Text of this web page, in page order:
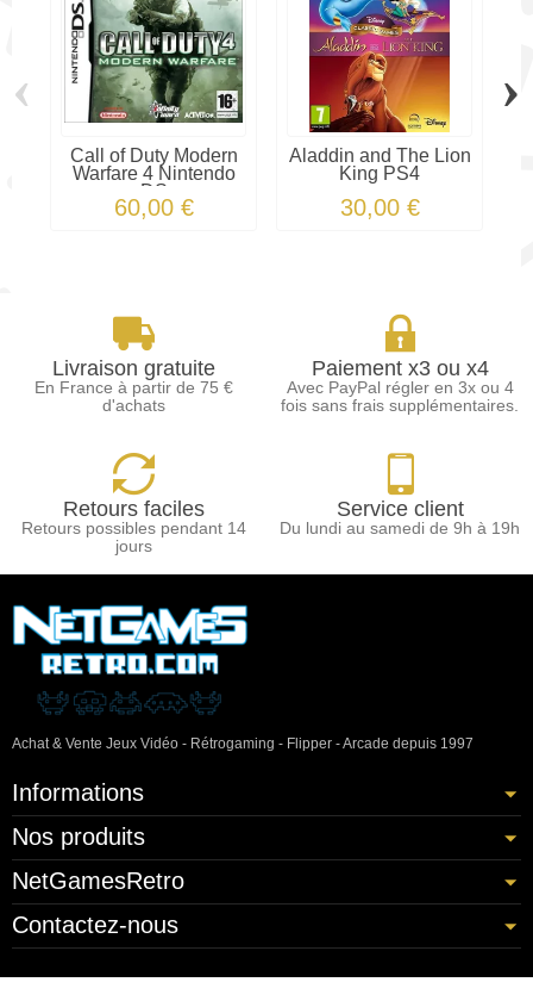
Call of Duty Modern
Warfare 4 Nintendo
DS
60,00 €
Aladdin and The Lion
King PS4
30,00 €
‹ ›
Livraison gratuite
En France à partir de 75 €
d'achats
Paiement x3 ou x4
Avec PayPal régler en 3x ou 4
fois sans frais supplémentaires.
Retours faciles
Retours possibles pendant 14
jours
Service client
Du lundi au samedi de 9h à 19h
Achat & Vente Jeux Vidéo - Rétrogaming - Flipper - Arcade depuis 1997
Informations
Nos produits
NetGamesRetro
Contactez-nous